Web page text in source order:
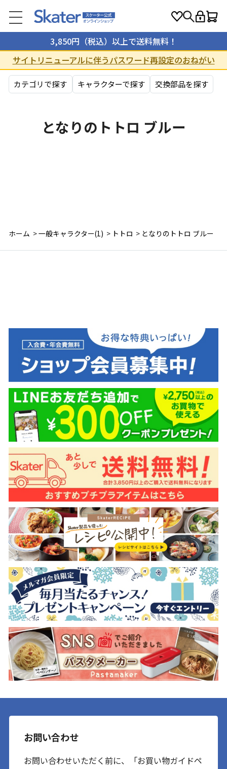
3,850円（税込）以上で送料無料！
サイトリニューアルに伴うパスワード再設定のおねがい
カテゴリで探す キャラクターで探す 交換部品を探す
となりのトトロ ブルー
ホーム >一般キャラクター(1) > トトロ > となりのトトロ ブルー
お問い合わせ
お問い合わせいただく前に、「お買い物ガイドペ